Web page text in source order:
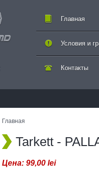
Главная
Контакты
Условия и
Главная
Tarkett -
Цена: 99,00 lei